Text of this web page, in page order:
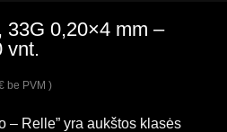
33G 0,20×4 mm –
vnt.
be PVM )
– Relle” yra aukštos klasės